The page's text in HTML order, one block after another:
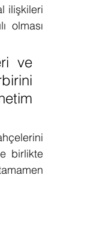
ilişkileri
olması
ve
birlikte